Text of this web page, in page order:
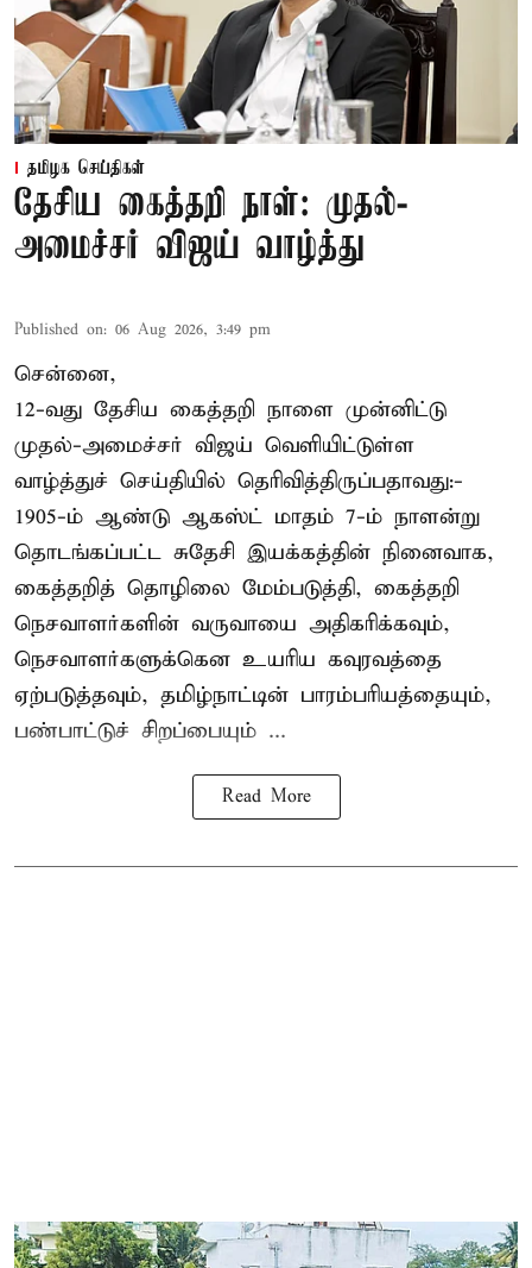
தமிழக செய்திகள்
தேசிய கைத்தறி நாள்: முதல்-
அமைச்சர் விஜய் வாழ்த்து
Published on: 06 Aug 2026, 3:49 pm
சென்னை,
12-வது தேசிய கைத்தறி நாளை முன்னிட்டு
முதல்-அமைச்சர் விஜய் வெளியிட்டுள்ள
வாழ்த்துச் செய்தியில் தெரிவித்திருப்பதாவது:-
1905-ம் ஆண்டு ஆகஸ்ட் மாதம் 7-ம் நாளன்று
தொடங்கப்பட்ட சுதேசி இயக்கத்தின் நினைவாக,
கைத்தறித் தொழிலை மேம்படுத்தி, கைத்தறி
நெசவாளர்களின் வருவாயை அதிகரிக்கவும்,
நெசவாளர்களுக்கென உயரிய கவுரவத்தை
ஏற்படுத்தவும், தமிழ்நாட்டின் பாரம்பரியத்தையும்,
பண்பாட்டுச் சிறப்பையும் ...
Read More